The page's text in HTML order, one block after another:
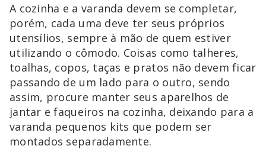
A cozinha e a varanda devem se completar,
porém, cada uma deve ter seus próprios
utensílios, sempre à mão de quem estiver
utilizando o cômodo. Coisas como talheres,
toalhas, copos, taças e pratos não devem ficar
passando de um lado para o outro, sendo
assim, procure manter seus aparelhos de
jantar e faqueiros na cozinha, deixando para a
varanda pequenos kits que podem ser
montados separadamente.